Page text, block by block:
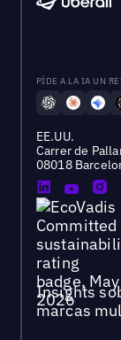
PÍDE A LA IA UN
EE.UU.
Carrer de
08018
Insights
marcas